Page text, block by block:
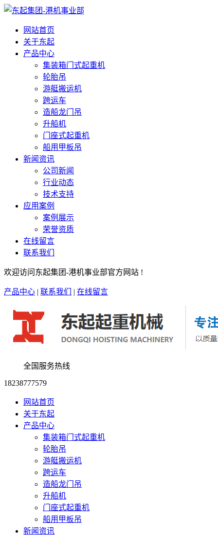
网站首页
关于东起
产品中心
集装箱门式起重机
轮胎吊
游艇搬运机
跨运车
造船龙门吊
升船机
门座式起重机
船用甲板吊
新闻资讯
公司新闻
行业动态
技术支持
应用案例
案例展示
荣誉资质
在线留言
联系我们
欢迎访问东起集团-港机事业部官方网站 !
产品中心 | 联系我们 | 在线留言
全国服务热线
18238777579
网站首页
关于东起
产品中心
集装箱门式起重机
轮胎吊
游艇搬运机
跨运车
造船龙门吊
升船机
门座式起重机
船用甲板吊
新闻资讯